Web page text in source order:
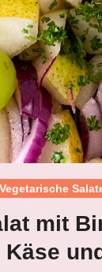
Vegetarische
mit
Käse